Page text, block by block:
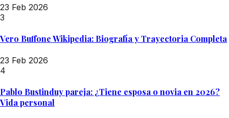
23 Feb 2026
3
Vero Buffone Wikipedia: Biografía y Trayectoria Completa
23 Feb 2026
4
Pablo Bustinduy pareja: ¿Tiene esposa o novia en 2026?
Vida personal